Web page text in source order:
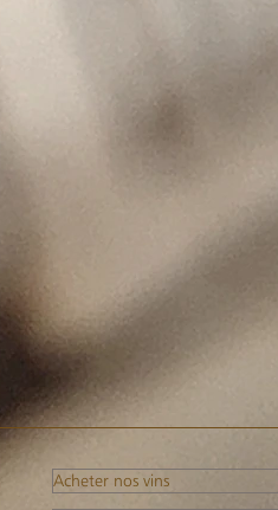
Acheter nos vins